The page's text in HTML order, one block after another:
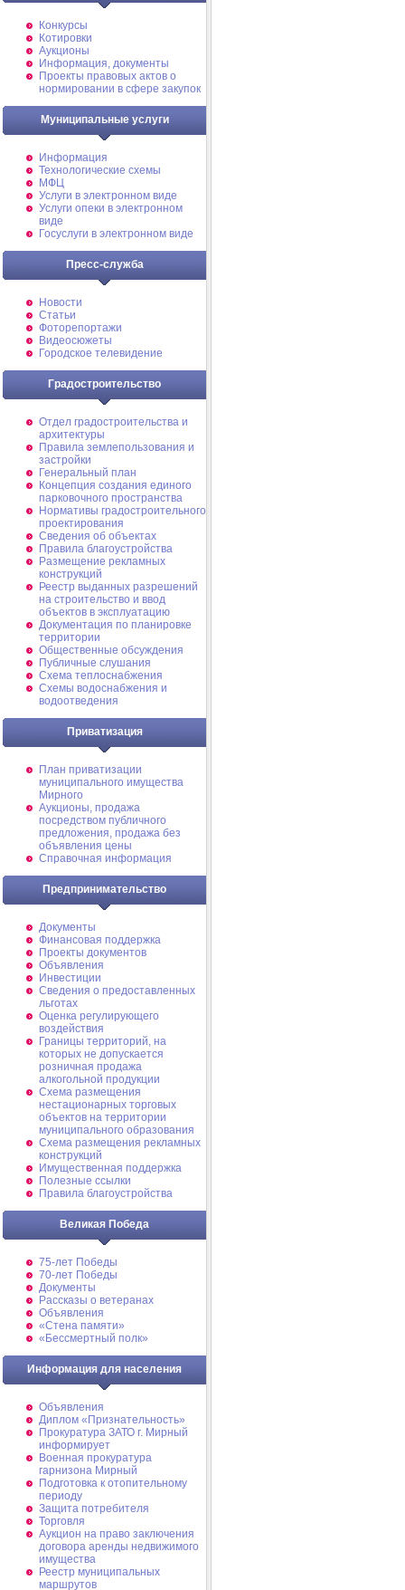
Конкурсы
Котировки
Аукционы
Информация, документы
Проекты правовых актов о
нормировании в сфере закупок
Муниципальные услуги
Информация
Технологические схемы
МФЦ
Услуги в электронном виде
Услуги опеки в электронном
виде
Госуслуги в электронном виде
Пресс-служба
Новости
Статьи
Фоторепортажи
Видеосюжеты
Городское телевидение
Градостроительство
Отдел градостроительства и
архитектуры
Правила землепользования и
застройки
Генеральный план
Концепция создания единого
парковочного пространства
Нормативы градостроительного
проектирования
Сведения об объектах
Правила благоустройства
Размещение рекламных
конструкций
Реестр выданных разрешений
на строительство и ввод
объектов в эксплуатацию
Документация по планировке
территории
Общественные обсуждения
Публичные слушания
Схема теплоснабжения
Схемы водоснабжения и
водоотведения
Приватизация
План приватизации
муниципального имущества
Мирного
Аукционы, продажа
посредством публичного
предложения, продажа без
объявления цены
Справочная информация
Предпринимательство
Документы
Финансовая поддержка
Проекты документов
Объявления
Инвестиции
Сведения о предоставленных
льготах
Оценка регулирующего
воздействия
Границы территорий, на
которых не допускается
розничная продажа
алкогольной продукции
Схема размещения
нестационарных торговых
объектов на территории
муниципального образования
Схема размещения рекламных
конструкций
Имущественная поддержка
Полезные ссылки
Правила благоустройства
Великая Победа
75-лет Победы
70-лет Победы
Документы
Рассказы о ветеранах
Объявления
«Стена памяти»
«Бессмертный полк»
Информация для населения
Объявления
Диплом «Признательность»
Прокуратура ЗАТО г. Мирный
информирует
Военная прокуратура
гарнизона Мирный
Подготовка к отопительному
периоду
Защита потребителя
Торговля
Аукцион на право заключения
договора аренды недвижимого
имущества
Реестр муниципальных
маршрутов